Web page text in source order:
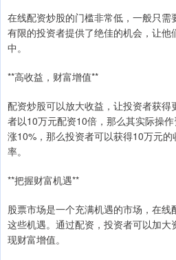
在线配资炒股的门槛非常低，一般只需
有限的投资者提供了绝佳的机会，让他
中。
**高收益，财富增值**
配资炒股可以放大收益，让投资者获得
者以10万元配资10倍，那么其实际操
涨10%，那么投资者可以获得10万元
率。
**把握财富机遇**
股票市场是一个充满机遇的市场，在
这些机遇。通过配资，投资者可以加
现财富增值。